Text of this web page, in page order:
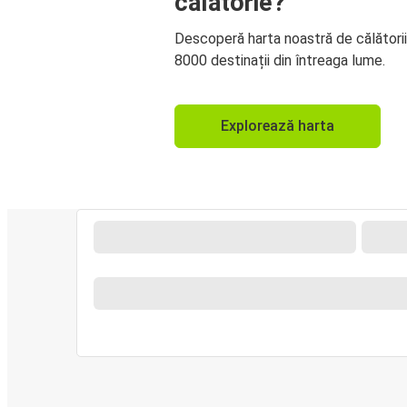
Descoperă harta noastră de
8000 destinații din întreaga lume.
Explorează harta